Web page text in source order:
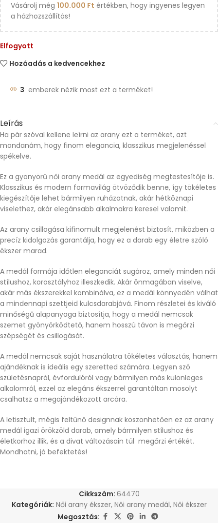
Vásárolj még 100.000 Ft értékben, hogy ingyenes legyen
a házhozszállítás!
Elfogyott
Hozáadás a kedvencekhez
3 emberek nézik most ezt a terméket!
Leírás
Ha pár szóval kellene leírni az arany ezt a terméket, azt
mondanám, hogy finom elegancia, klasszikus megjelenéssel
spékelve.
Ez a gyönyörű női arany medál az egyediség megtestesítője is.
Klasszikus és modern formavilág ötvöződik benne, így tökéletes
kiegészítője lehet bármilyen ruházatnak, akár hétköznapi
viselethez, akár elegánsabb alkalmakra keresel valamit.
Az arany csillogása kifinomult megjelenést biztosít, miközben a
precíz kidolgozás garantálja, hogy ez a darab egy életre szóló
ékszer marad.
A medál formája időtlen eleganciát sugároz, amely minden női
stílushoz, korosztályhoz illeszkedik. Akár önmagában viselve,
akár más ékszerekkel kombinálva, ez a medál könnyedén válhat
a mindennapi szettjeid kulcsdarabjává. Finom részletei és kiváló
minőségű alapanyaga biztosítja, hogy a medál nemcsak
szemet gyönyörködtető, hanem hosszú távon is megőrzi
szépségét és csillogását.
A medál nemcsak saját használatra tökéletes választás, hanem
ajándéknak is ideális egy szeretted számára. Legyen szó
születésnapról, évfordulóról vagy bármilyen más különleges
alkalomról, ezzel az elegáns ékszerrel garantáltan mosolyt
csalhatsz a megajándékozott arcára.
A letisztult, mégis feltűnő designnak köszönhetően ez az arany
medál igazi örökzöld darab, amely bármilyen stílushoz és
életkorhoz illik, és a divat változásain túl megőrzi értékét.
Mondhatni, jó befektetés!
Cikkszám: 64470
Kategóriák: Női arany ékszer, Női arany medál, Női ékszer
Megosztás: